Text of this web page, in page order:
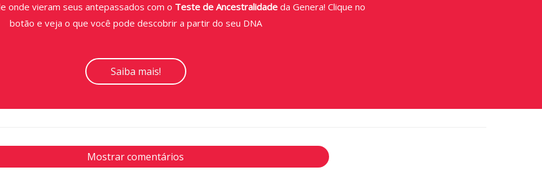
onde vieram seus antepassados com o Teste de Ancestralidade da Genera! Clique no
botão e veja o que você pode descobrir a partir do seu DNA
Saiba mais!
Mostrar comentários